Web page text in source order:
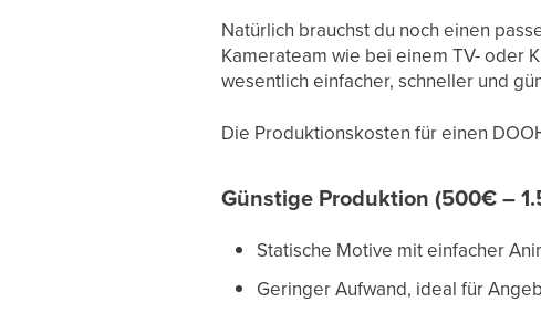
Natürlich brauchst du noch einen
Kamerateam wie bei einem TV- oder
wesentlich einfacher, schneller und
Die Produktionskosten für einen
Günstige Produktion (500€ –
Statische Motive mit einfacher
Geringer Aufwand, ideal für